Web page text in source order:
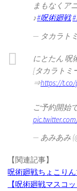
まもなくア
♪#呪術廻戦
— タカラト
にとたん 呪
[タカラトミ
⇒https://t.co/
ご予約開始
— あみあみ
【関連記事】
呪術廻戦ちょこり
【呪術廻戦マスコ